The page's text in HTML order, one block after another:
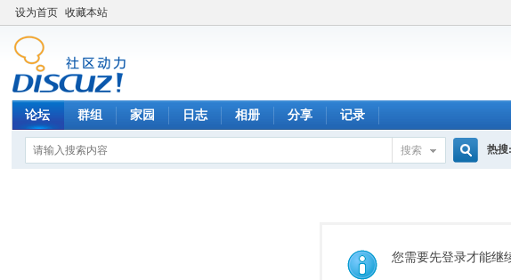
设为首页 收藏本站
论坛 群组 家园 日志 相册 分享 记录
搜索
索
热搜:
您需要先登录才能继